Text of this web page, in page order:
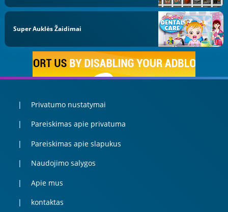
Super Auklės Žaidimai
Privatumo nustatymai
Pareiskimas apie privatuma
Pareiskimas apie slapukus
Naudojimo salygos
Apie mus
kontaktas